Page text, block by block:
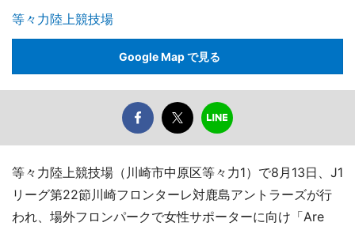
等々力陸上競技場
Google Map で見る
等々力陸上競技場（川崎市中原区等々力1）で8月13日、J1
リーグ第22節川崎フロンターレ対鹿島アントラーズが行
われ、場外フロンパークで女性サポーターに向け「Are